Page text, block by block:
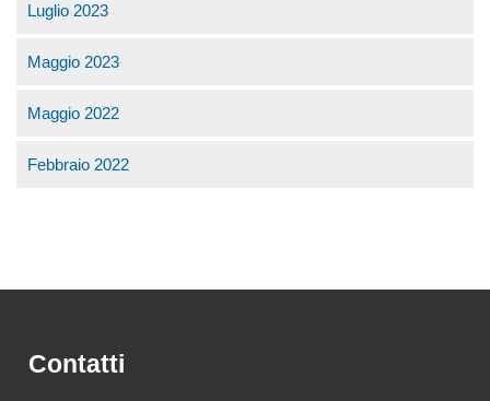
Luglio 2023
Maggio 2023
Maggio 2022
Febbraio 2022
Contatti